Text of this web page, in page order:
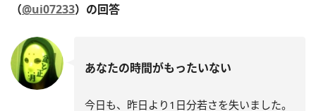
（@ui07233）の回答
あなたの時間がもったいない
今日も、昨日より1日分若さを失いました。